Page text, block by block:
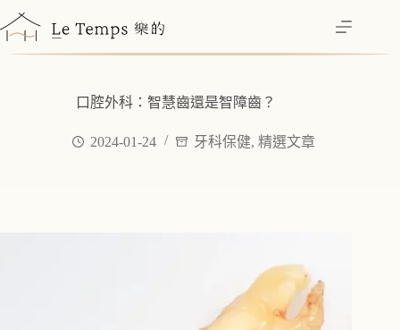
至
主
口腔外科：智慧齒還是智障齒？
2024-01-24 牙科保健,精選文章